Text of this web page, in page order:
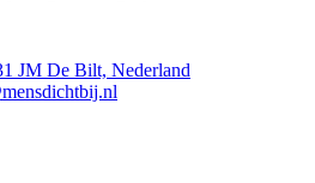
JM De Bilt, Nederland